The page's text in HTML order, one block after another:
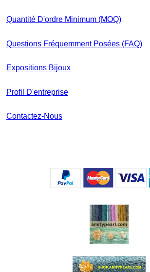
Quantité D'ordre Minimum (MOQ)
Questions Fréquemment Posées (FAQ)
Expositions Bijoux
Profil D'entreprise
Contactez-Nous